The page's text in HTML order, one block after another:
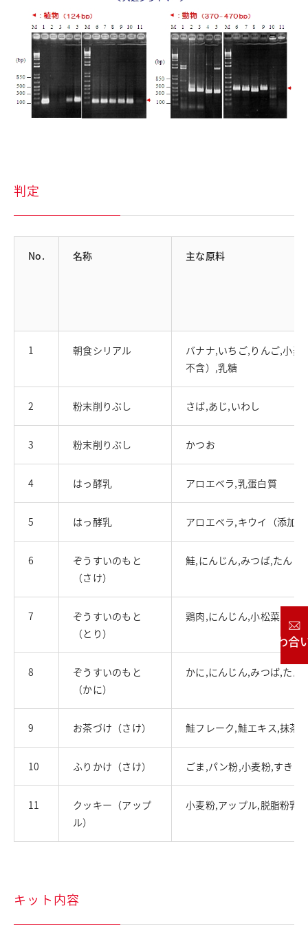
判定
No. 名称 主な原料
1 朝食シリアル
バナナ,いちご,りんご,小麦
不含）,乳糖
2 粉末削りぶし さば,あじ,いわし
3 粉末削りぶし かつお
4 はっ酵乳 アロエベラ,乳蛋白質
5 はっ酵乳 アロエベラ,キウイ（添加
6
ぞうすいのもと
（さけ）
鮭,にんじん,みつば,たん白
7
ぞうすいのもと
（とり）
鶏肉,にんじん,小松菜,たん
8
ぞうすいのもと
（かに）
かに,にんじん,みつば,たん
9 お茶づけ（さけ） 鮭フレーク,鮭エキス,抹茶,
10 ふりかけ（さけ） ごま,パン粉,小麦粉,すきみ
11
クッキー（アップ
ル）
小麦粉,アップル,脱脂粉乳,
キット内容